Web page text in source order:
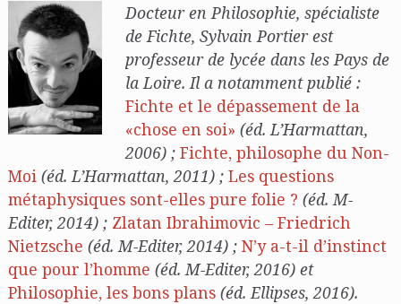
Docteur en Philosophie, spécialiste
de Fichte, Sylvain Portier est
professeur de lycée dans les Pays de
la Loire. Il a notamment publié :
Fichte et le dépassement de la
«chose en soi» (éd. L’Harmattan,
2006) ;Fichte, philosophe du Non-
Moi(éd. L’Harmattan, 2011) ; Les questions
métaphysiques sont-elles pure folie ? (éd. M-
Editer, 2014) ; Zlatan Ibrahimovic – Friedrich
Nietzsche (éd. M-Editer, 2014) ; N’y a-t-il d’instinct
que pour l’homme (éd. M-Editer, 2016) et
Philosophie, les bons plans(éd. Ellipses, 2016).